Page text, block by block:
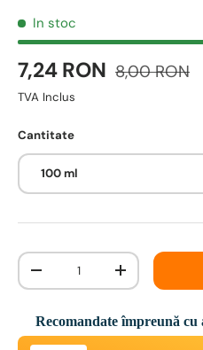
In stoc
7,24 RON 8,00 RON
TVA Inclus
Cantitate
100 ml
Cantitate
-
+
Recomandate împreună cu
Use the Previous and Next